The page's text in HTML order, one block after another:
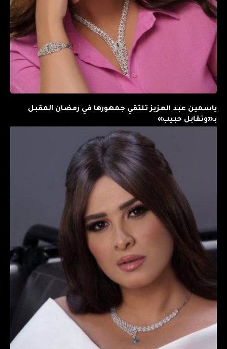
ياسمين عبد العزيز تلتقي جمهورها في رمضان المقبل
بـ«وتقابل حبيب»